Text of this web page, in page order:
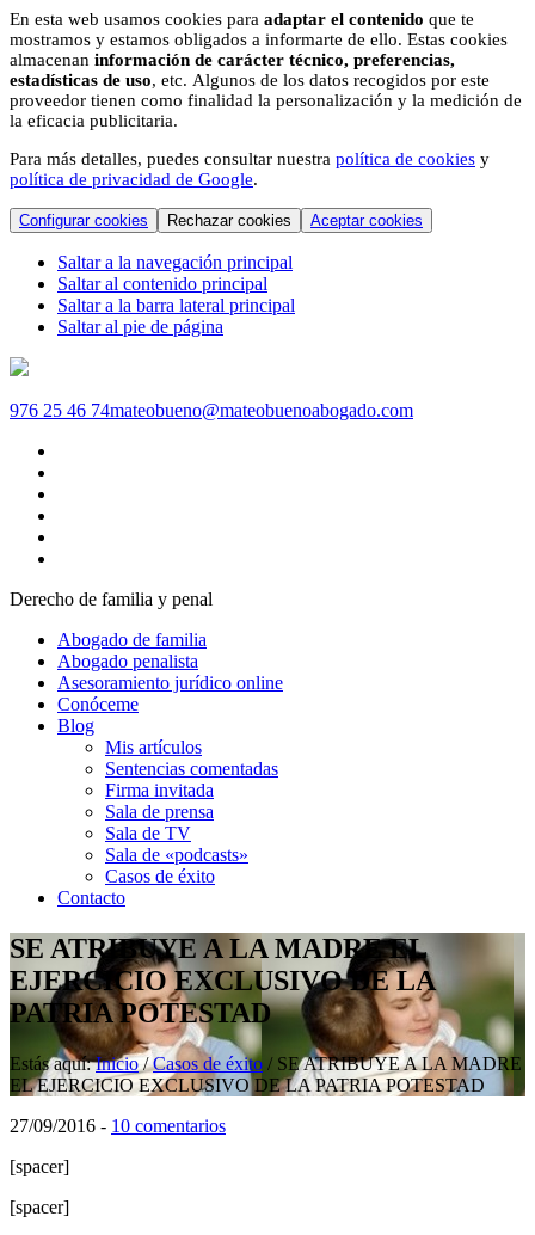
En esta web usamos cookies para adaptar el contenido que te
mostramos y estamos obligados a informarte de ello. Estas cookies
almacenan información de carácter técnico, preferencias,
estadísticas de uso, etc. Algunos de los datos recogidos por este
proveedor tienen como finalidad la personalización y la medición de
la eficacia publicitaria.
Para más detalles, puedes consultar nuestra política de cookies y
política de privacidad de Google.
Configurar cookies Rechazar cookies Aceptar cookies
Saltar a la navegación principal
Saltar al contenido principal
Saltar a la barra lateral principal
Saltar al pie de página
976 25 46 74mateobueno@mateobuenoabogado.com
Derecho de familia y penal
Abogado de familia
Abogado penalista
Asesoramiento jurídico online
Conóceme
Blog
Mis artículos
Sentencias comentadas
Firma invitada
Sala de prensa
Sala de TV
Sala de «podcasts»
Casos de éxito
Contacto
SE ATRIBUYE A LA MADRE EL
EJERCICIO EXCLUSIVO DE LA
PATRIA POTESTAD
Estás aquí:Inicio / Casos de éxito / SE ATRIBUYE A LA MADRE
EL EJERCICIO EXCLUSIVO DE LA PATRIA POTESTAD
27/09/2016 - 10 comentarios
[spacer]
[spacer]